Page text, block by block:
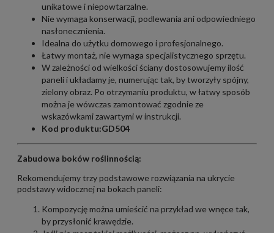
unikatowe i niepowtarzalne.
Nie wymaga konserwacji, podlewania ani odpowiedniego
nasłonecznienia.
Idealna do użytku domowego i profesjonalnego.
Łatwy montaż, nie wymaga specjalistycznego sprzętu.
W zależności od wielkości ściany dostosowujemy ilość
paneli i układamy je, numerując tak, by tworzyły spójny,
zielony obraz. Po otrzymaniu produktu, w łatwy sposób
można je wówczas zamontować zgodnie ze
wskazówkami zawartymi w instrukcji.
Kod produktu:GD504
Zabudowa boków roślinnością:
Rekomendujemy trzy podstawowe rozwiązania na ukrycie
podstawy widocznej na bokach paneli:
Kompozycję można umieścić na przykład we wnęce tak,
by przysłonić krawędzie.